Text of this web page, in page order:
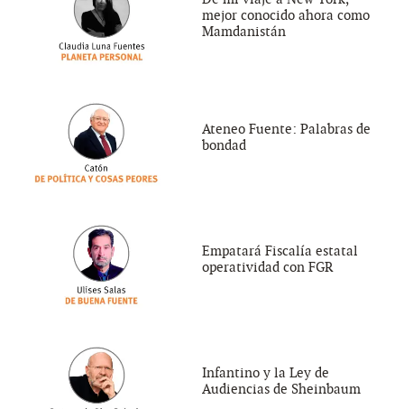
mejor conocido ahora como
Mamdanistán
Ateneo Fuente: Palabras de
bondad
Empatará Fiscalía estatal
operatividad con FGR
Infantino y la Ley de
Audiencias de Sheinbaum